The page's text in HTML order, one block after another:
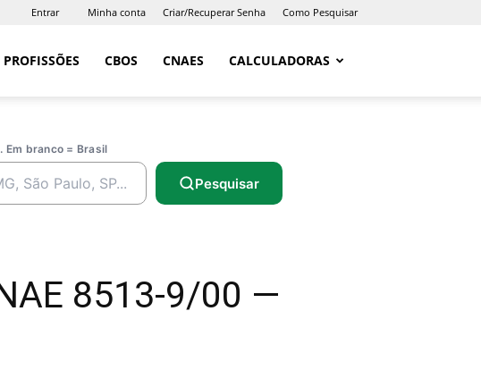
Entrar Minha conta Criar/Recuperar Senha Como Pesquisar
PROFISSÕES CBOS CNAES CALCULADORAS
. Em branco = Brasil
Pesquisar
8513-9/00 —